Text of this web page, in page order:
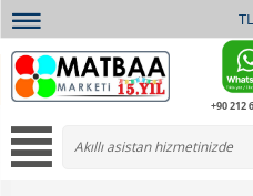
TL
+90 212